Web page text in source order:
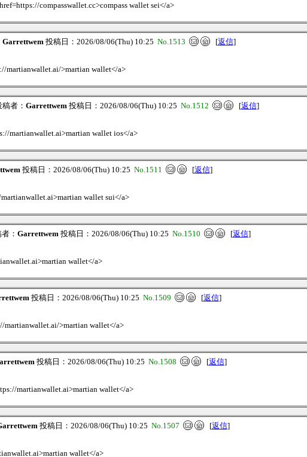
compasswallet.cc>compass wallet sei</a>
Garrettwem投稿日：2026/08/06(Thu) 10:25 No.1513 [返信]
martianwallet.ai/>martian wallet</a>
者： Garrettwem投稿日：2026/08/06(Thu) 10:25 No.1512 [返信]
martianwallet.ai>martian wallet ios</a>
投稿日：2026/08/06(Thu) 10:25 No.1511 [返信]
wallet sui</a>
： Garrettwem投稿日：2026/08/06(Thu) 10:25 No.1510 [返信]
wallet</a>
投稿日：2026/08/06(Thu) 10:25 No.1509 [返信]
martianwallet.ai/>martian wallet</a>
投稿日：2026/08/06(Thu) 10:25 No.1508 [返信]
martianwallet.ai>martian wallet</a>
投稿日：2026/08/06(Thu) 10:25 No.1507 [返信]
wallet</a>